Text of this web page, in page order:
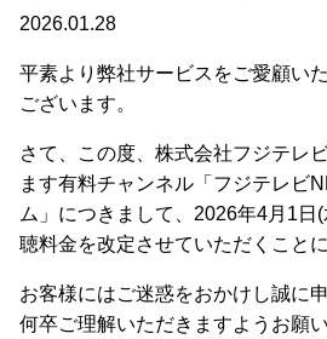
2026.01.28
平素より弊社サービスをご愛顧い
ございます。
さて、この度、株式会社フジテレ
ます有料チャンネル「フジテレビ
ム」につきまして、2026年4月1日
聴料金を改定させていただくこと
お客様にはご迷惑をおかけし誠に
何卒ご理解いただきますようお願